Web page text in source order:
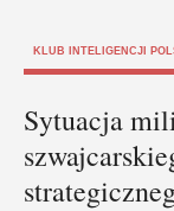
KLUB INTELIGENCJI
Sytuacja